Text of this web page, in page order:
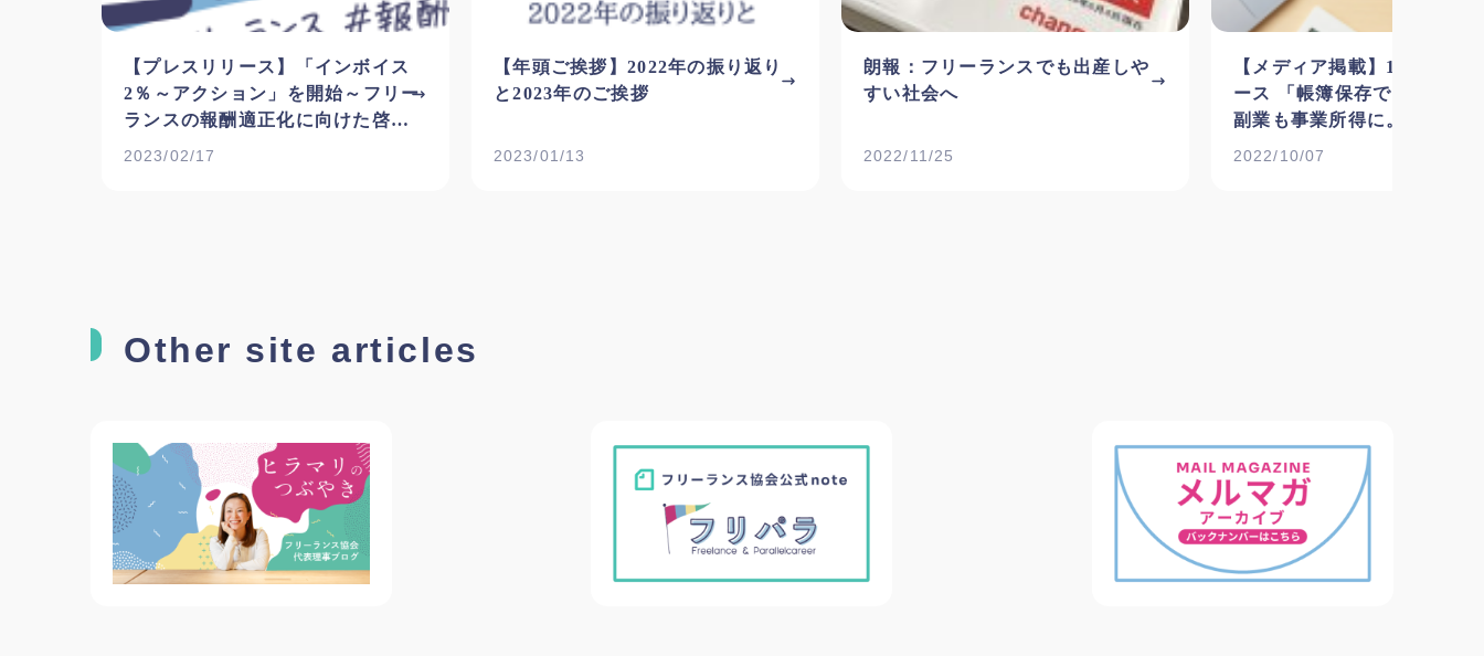
【プレスリリース】「インボイス
2％～アクション」を開始～フリー
ランスの報酬適正化に向けた啓発
運動への参加を広く呼びかけ～
2023/02/17
【年頭ご挨拶】2022年の振り返り
と2023年のご挨拶
2023/01/13
朗報：フリーランスでも出産しや
すい社会へ
2022/11/25
【メディア掲載】10/7
ース 「帳簿保存で300万円以
副業も事業所得に。フリー
安堵の声」
2022/10/07
Other site articles